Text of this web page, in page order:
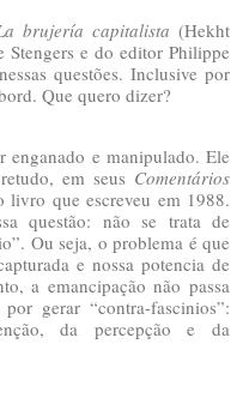
brujería capitalista (Hekht
e do editor Philippe
questões. Inclusive por
Que quero dizer?
enganado e manipulado. Ele
em seus Comentários
livro que escreveu em 1988.
questão: não se trata de
Ou seja, o problema é que
e nossa potencia de
a emancipação não passa
gerar “contra-fascinios”:
da percepção e da